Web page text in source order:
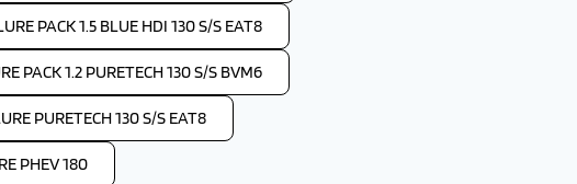
PACK 1.5 BLUE HDI 130 S/S EAT8
PACK 1.2 PURETECH 130 S/S BVM6
PURETECH 130 S/S EAT8
PHEV 180